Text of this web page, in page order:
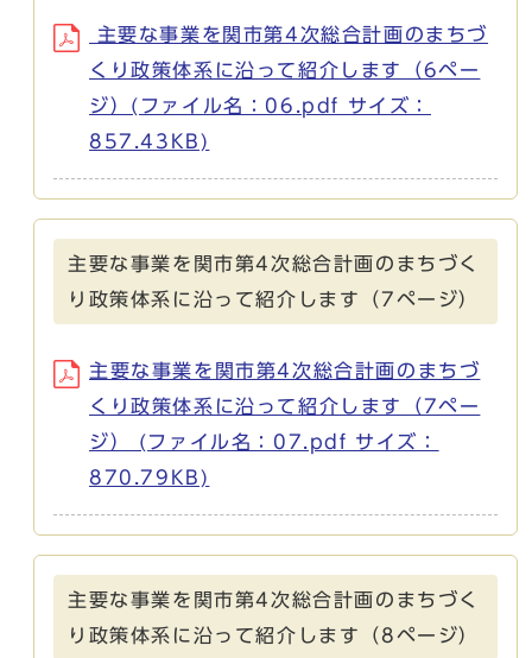
主要な事業を関市第4次総合計画のまちづ
くり政策体系に沿って紹介します（6ペー
ジ）(ファイル名：06.pdf サイズ：
857.43KB)
主要な事業を関市第4次総合計画のまちづく
り政策体系に沿って紹介します（7ページ）
主要な事業を関市第4次総合計画のまちづ
くり政策体系に沿って紹介します（7ペー
ジ） (ファイル名：07.pdf サイズ：
870.79KB)
主要な事業を関市第4次総合計画のまちづく
り政策体系に沿って紹介します（8ページ）